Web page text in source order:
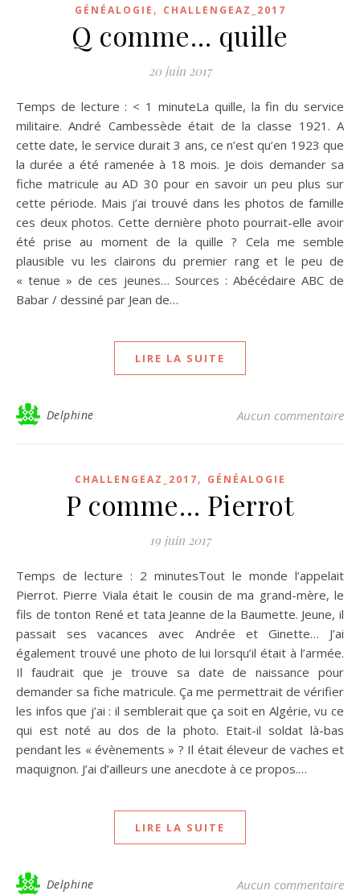
GÉNÉALOGIE , CHALLENGEAZ_2017
Q comme… quille
20 juin 2017
Temps de lecture : < 1 minuteLa quille, la fin du service
militaire. André Cambessède était de la classe 1921. A
cette date, le service durait 3 ans, ce n’est qu’en 1923 que
la durée a été ramenée à 18 mois. Je dois demander sa
fiche matricule au AD 30 pour en savoir un peu plus sur
cette période. Mais j’ai trouvé dans les photos de famille
ces deux photos. Cette dernière photo pourrait-elle avoir
été prise au moment de la quille ? Cela me semble
plausible vu les clairons du premier rang et le peu de
« tenue » de ces jeunes… Sources : Abécédaire ABC de
Babar / dessiné par Jean de…
LIRE LA SUITE
Delphine Aucun commentaire
CHALLENGEAZ_2017, GÉNÉALOGIE
P comme… Pierrot
19 juin 2017
Temps de lecture : 2 minutesTout le monde l’appelait
Pierrot. Pierre Viala était le cousin de ma grand-mère, le
fils de tonton René et tata Jeanne de la Baumette. Jeune, il
passait ses vacances avec Andrée et Ginette… J’ai
également trouvé une photo de lui lorsqu’il était à l’armée.
Il faudrait que je trouve sa date de naissance pour
demander sa fiche matricule. Ça me permettrait de vérifier
les infos que j’ai : il semblerait que ça soit en Algérie, vu ce
qui est noté au dos de la photo. Etait-il soldat là-bas
pendant les « évènements » ? Il était éleveur de vaches et
maquignon. J’ai d’ailleurs une anecdote à ce propos.…
LIRE LA SUITE
Delphine Aucun commentaire